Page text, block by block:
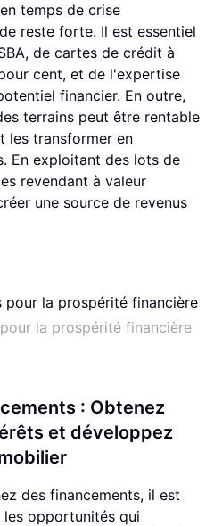
temps de crise
reste forte. Il est essentiel
de cartes de crédit à
cent, et de l'expertise
financier. En outre,
terrains peut être rentable
les transformer en
En exploitant des lots de
revendant à valeur
une source de revenus
la prospérité financière
: Obtenez
et développez
des financements, il est
les opportunités qui